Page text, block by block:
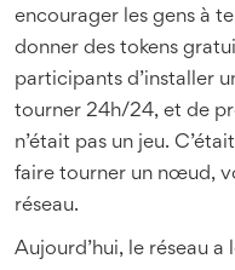
encourager les gens à
donner des tokens
participants d’installer
tourner 24h/24, et de
n’était pas un jeu.
faire tourner un nœud,
réseau.
Aujourd’hui, le réseau